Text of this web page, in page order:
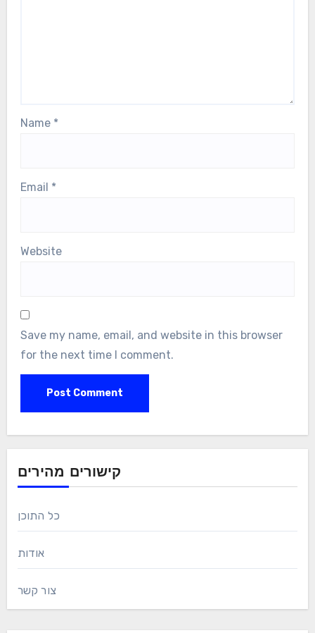
Name *
Email *
Website
Save my name, email, and website in this browser
for the next time I comment.
קישורים מהירים
כל התוכן
אודות
צור קשר